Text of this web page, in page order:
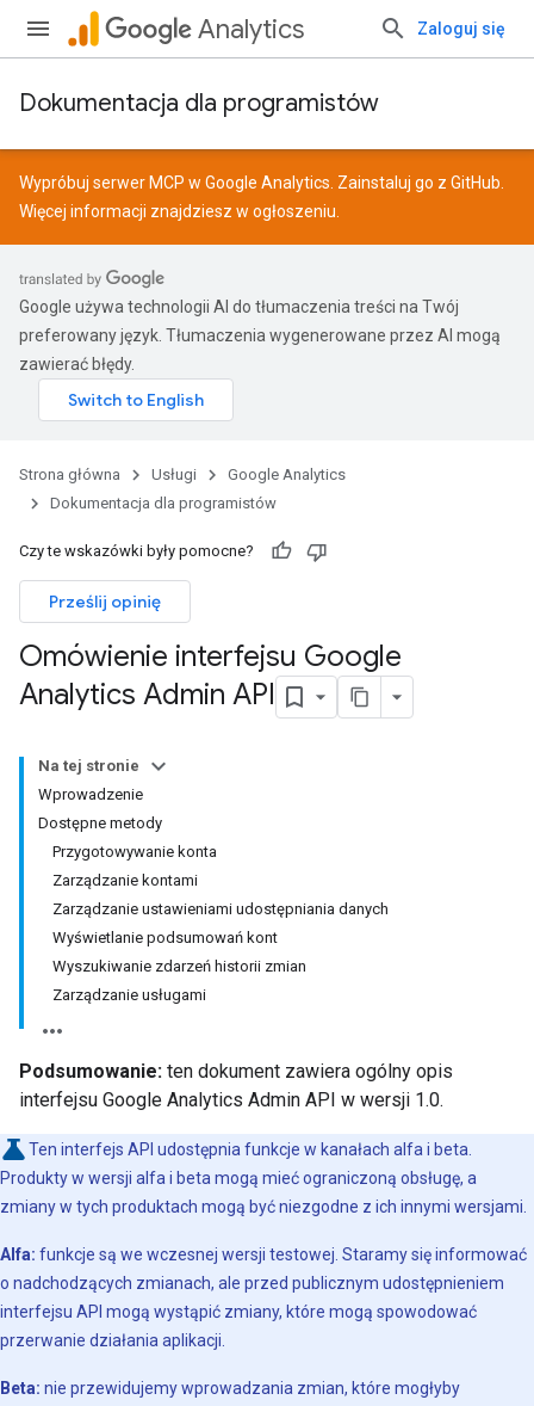
Analytics Zaloguj się
Dokumentacja dla programistów
Wypróbuj serwer MCP w Google Analytics. Zainstaluj go z GitHub
Więcej informacji znajdziesz w ogłoszeniu
Google używa technologii AI do tłumaczenia treści na Twój
preferowany język. Tłumaczenia wygenerowane przez AI mogą
zawierać błędy.
Strona główna Usługi
Google Analytics
Dokumentacja dla programistów
Czy te wskazówki były pomocne?
Prześlij opinię
Omówienie interfejsu Google
Analytics Admin API
Na tej stronie
Wprowadzenie
Dostępne metody
Przygotowywanie konta
Zarządzanie kontami
Zarządzanie ustawieniami udostępniania danych
Wyświetlanie podsumowań kont
Wyszukiwanie zdarzeń historii zmian
Zarządzanie usługami
Podsumowanie: ten dokument zawiera ogólny opis
interfejsu Google Analytics Admin API w wersji 1.0.
Ten interfejs API udostępnia funkcje w kanałach alfa i beta.
Produkty w wersji alfa i beta mogą mieć ograniczoną obsługę, a
zmiany w tych produktach mogą być niezgodne z ich innymi wersjami.
Alfa: funkcje są we wczesnej wersji testowej. Staramy się informować
o nadchodzących zmianach, ale przed publicznym udostępnieniem
interfejsu API mogą wystąpić zmiany, które mogą spowodować
przerwanie działania aplikacji.
Beta: nie przewidujemy wprowadzania zmian, które mogłyby